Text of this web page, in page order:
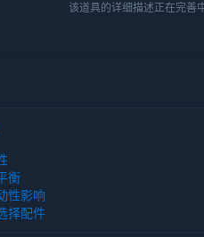
该道具的详细描述正在完善
衡
性影响
择配件